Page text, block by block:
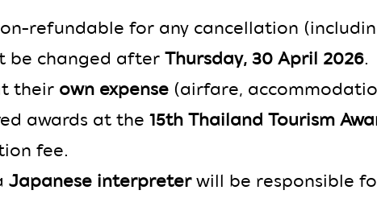
refundable for any cancellation
be changed afterThursday, 30 April 2026.
their own expense(airfare,
awards at the 15th Thailand Tourism
fee.
Japanese interpreterwill be responsible